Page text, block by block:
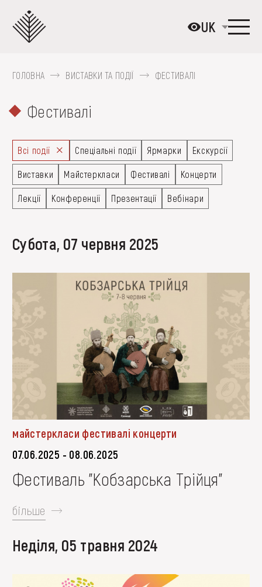
основного
вмісту
UK
КОЛЕКЦІЇ
МЕДІА
ВІДВІДАТИ
НАВЧИТИСЯ
ОНЛАЙН-КРАМНИЦЯ
ГОЛОВНА ВИСТАВКИ ТА ПОДІЇ ФЕСТИВАЛІ
Фестивалі
Всі події Спеціальні події Ярмарки Екскурсії
Виставки Майстеркласи Фестивалі Концерти
Лекції Конференції Презентації Вебінари
субота, 07 червня 2025
майстеркласи фестивалі концерти
07.06.2025 - 08.06.2025
Фестиваль "Кобзарська Трійця"
більше
неділя, 05 травня 2024